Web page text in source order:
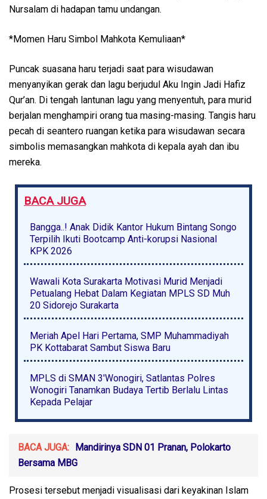
Nursalam di hadapan tamu undangan.
*Momen Haru Simbol Mahkota Kemuliaan*
Puncak suasana haru terjadi saat para wisudawan
menyanyikan gerak dan lagu berjudul Aku Ingin Jadi Hafiz
Qur’an. Di tengah lantunan lagu yang menyentuh, para murid
berjalan menghampiri orang tua masing-masing. Tangis haru
pecah di seantero ruangan ketika para wisudawan secara
simbolis memasangkan mahkota di kepala ayah dan ibu
mereka.
BACA JUGA
Bangga..! Anak Didik Kantor Hukum Bintang Songo
Terpilih Ikuti Bootcamp Anti-korupsi Nasional
KPK 2026
Wawali Kota Surakarta Motivasi Murid Menjadi
Petualang Hebat Dalam Kegiatan MPLS SD Muh
20 Sidorejo Surakarta
Meriah Apel Hari Pertama, SMP Muhammadiyah
PK Kottabarat Sambut Siswa Baru
MPLS di SMAN 3'Wonogiri, Satlantas Polres
Wonogiri Tanamkan Budaya Tertib Berlalu Lintas
Kepada Pelajar
BACA JUGA: Mandirinya SDN 01 Pranan, Polokarto
Bersama MBG
Prosesi tersebut menjadi visualisasi dari keyakinan Islam